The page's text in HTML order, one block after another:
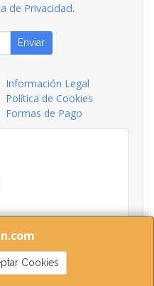
Cookies
de Privacidad.
Enviar
Información Legal
Política de Cookies
Formas de Pago